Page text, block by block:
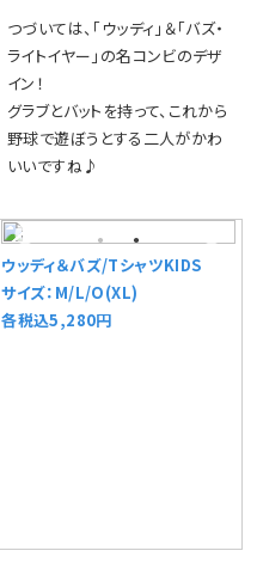
つづいては、「ウッディ」＆「バズ・
ライトイヤー」の名コンビのデザ
イン！
グラブとバットを持って、これから
野球で遊ぼうとする二人がかわ
いいですね♪
ウッディ＆バズ/TシャツKIDS
サイズ：M/L/O(XL)
各税込5,280円